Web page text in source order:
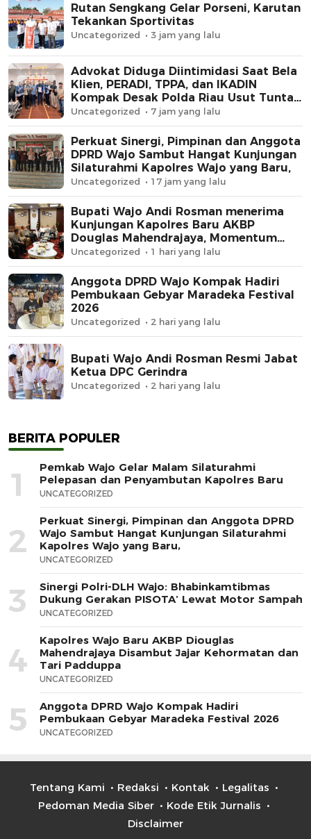
Rutan Sengkang Gelar Porseni, Karutan
Tekankan Sportivitas
Uncategorized 3 jam yang lalu
Advokat Diduga Diintimidasi Saat Bela
Klien, PERADI, TPPA, dan IKADIN
Kompak Desak Polda Riau Usut Tuntas
Dugaan Premanisme
Uncategorized 7 jam yang lalu
Perkuat Sinergi, Pimpinan dan Anggota
DPRD Wajo Sambut Hangat Kunjungan
Silaturahmi Kapolres Wajo yang Baru,
Uncategorized 17 jam yang lalu
Bupati Wajo Andi Rosman menerima
Kunjungan Kapolres Baru AKBP
Douglas Mahendrajaya, Momentum
Memperkuat Sinergi
Uncategorized 1 hari yang lalu
Anggota DPRD Wajo Kompak Hadiri
Pembukaan Gebyar Maradeka Festival
2026
Uncategorized 2 hari yang lalu
Bupati Wajo Andi Rosman Resmi Jabat
Ketua DPC Gerindra
Uncategorized 2 hari yang lalu
BERITA POPULER
1
Pemkab Wajo Gelar Malam Silaturahmi
Pelepasan dan Penyambutan Kapolres Baru
UNCATEGORIZED
2
Perkuat Sinergi, Pimpinan dan Anggota DPRD
Wajo Sambut Hangat Kunjungan Silaturahmi
Kapolres Wajo yang Baru,
UNCATEGORIZED
3
Sinergi Polri-DLH Wajo: Bhabinkamtibmas
Dukung Gerakan PISOTA’ Lewat Motor Sampah
UNCATEGORIZED
4
Kapolres Wajo Baru AKBP Diouglas
Mahendrajaya Disambut Jajar Kehormatan dan
Tari Padduppa
UNCATEGORIZED
5
Anggota DPRD Wajo Kompak Hadiri
Pembukaan Gebyar Maradeka Festival 2026
UNCATEGORIZED
Tentang Kami Redaksi Kontak
Legalitas
Pedoman Media Siber
Kode Etik Jurnalis
Disclaimer